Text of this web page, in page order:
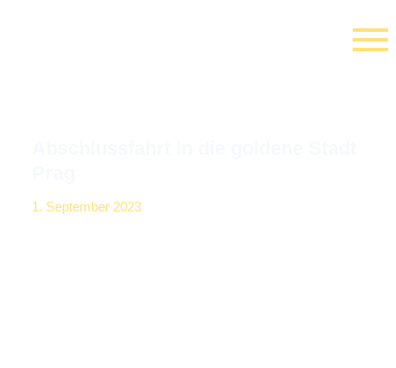
1. September 2023